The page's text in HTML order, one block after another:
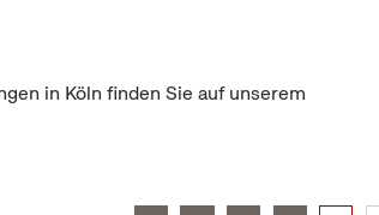
in Köln finden Sie auf unserem